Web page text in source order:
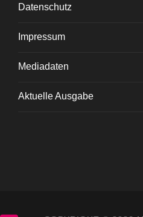
Datenschutz
Impressum
Mediadaten
Aktuelle Ausgabe